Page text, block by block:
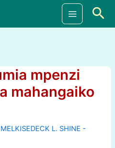
Main
mpenzi
mahangaiko